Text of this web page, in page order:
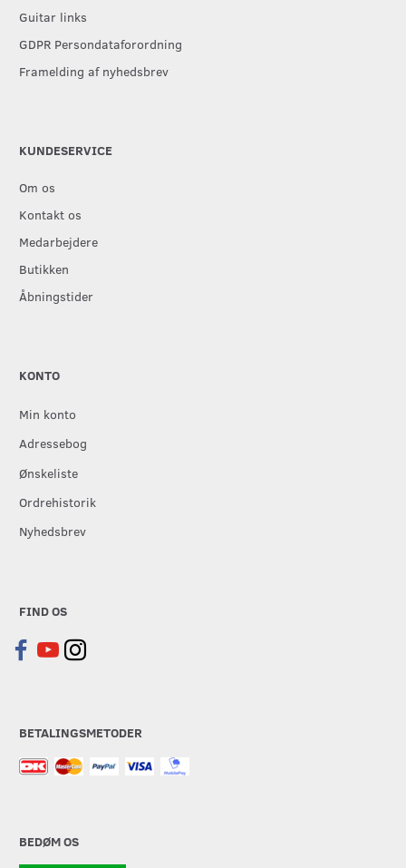
Guitar links
GDPR Persondataforordning
Framelding af nyhedsbrev
KUNDESERVICE
Om os
Kontakt os
Medarbejdere
Butikken
Åbningstider
KONTO
Min konto
Adressebog
Ønskeliste
Ordrehistorik
Nyhedsbrev
FIND OS
BETALINGSMETODER
BEDØM OS